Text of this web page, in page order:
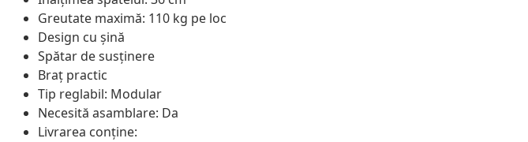
Greutate maximă: 110 kg pe loc
Design cu șină
Spătar de susținere
Braț practic
Tip reglabil: Modular
Necesită asamblare: Da
Livrarea conține: